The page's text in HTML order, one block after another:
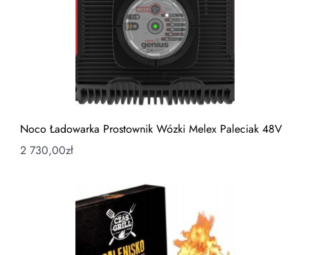
Noco Ładowarka Prostownik Wózki Melex Paleciak 48V
2 730,00zł